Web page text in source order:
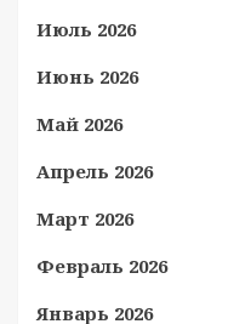
Июль 2026
Июнь 2026
Май 2026
Апрель 2026
Март 2026
Февраль 2026
Январь 2026